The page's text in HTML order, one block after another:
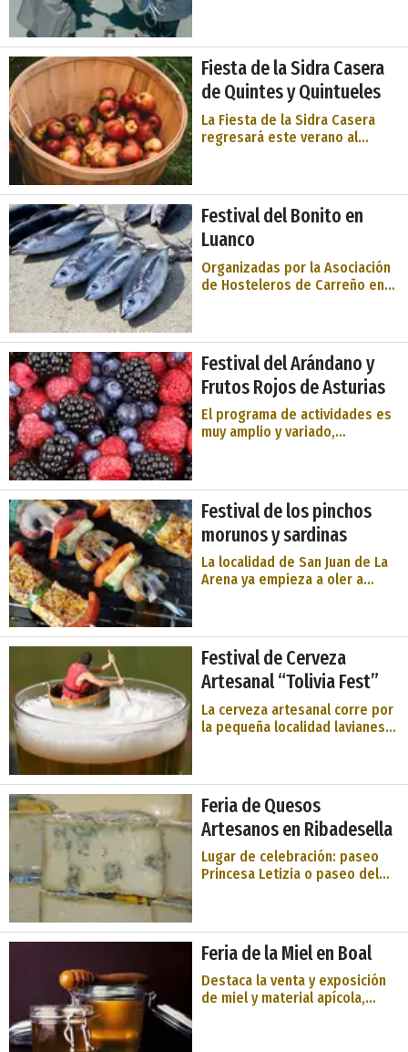
pasacalles, ofrenda floral a los
fundadores de la fiesta,
pregón, misa solemne, desfile
de carrozas, re ...
Fiesta de la Sidra Casera
de Quintes y Quintueles
La Fiesta de la Sidra Casera
regresará este verano al
elaborar mejor que ellos la
bebida autóctona por
excelencia. ...
Festival del Bonito en
Luanco
Organizadas por la Asociación
de Hosteleros de Carreño en
ya tradicionales y exitosas
Jornadas Gastronómicas del
Bonito participan
establecimientos ...
Festival del Arándano y
Frutos Rojos de Asturias
El programa de actividades es
muy amplio y variado,
exposición de arándanos y
frutos rojos, de productos
elaborados con ellos y una
gran pr ...
Festival de los pinchos
morunos y sardinas
La localidad de San Juan de La
Arena ya empieza a oler a
organizará una nueva edición
del festival con el que
homenajean estos dos
productos de la tierra, un ...
Festival de Cerveza
Artesanal “Tolivia Fest”
La cerveza artesanal corre por
la pequeña localidad lavianesa
Fest, que cada año celebra su
edición. Una cita de pueblo,
entre hórreos y antojana ...
Feria de Quesos
Artesanos en Ribadesella
Lugar de celebración: paseo
Princesa Letizia o paseo del
nombre que dista 84 km de la
ciudad de Oviedo, capital de
Asturias. En esta esta feria,
organizada conjuntame ...
Feria de la Miel en Boal
Destaca la venta y exposición
de miel y material apícola,